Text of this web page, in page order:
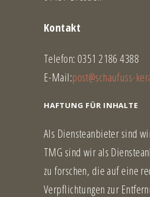
E
S
S
U
M
Kontakt
Telefon: 0351 2186 4388
E-Mail:post@schaufuss-
HAFTUNG FÜR INHALTE
Als Diensteanbieter sind
TMG sind wir als
zu forschen, die auf eine
Verpflichtungen zur